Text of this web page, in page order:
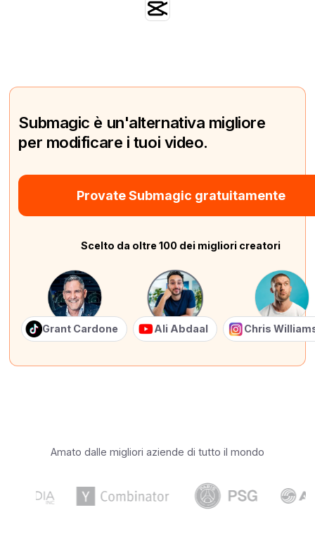
Submagic è un'alternativa migliore
per modificare i tuoi video.
Provate Submagic gratuitamente
Scelto da oltre 100 dei migliori creatori
Grant Cardone Ali Abdaal Chris
Amato dalle migliori aziende di tutto il mondo